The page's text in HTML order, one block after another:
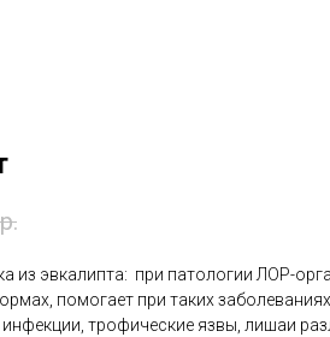
р.
из эвкалипта: при патологии ЛОР-
помогает при таких
трофические язвы, лишаи